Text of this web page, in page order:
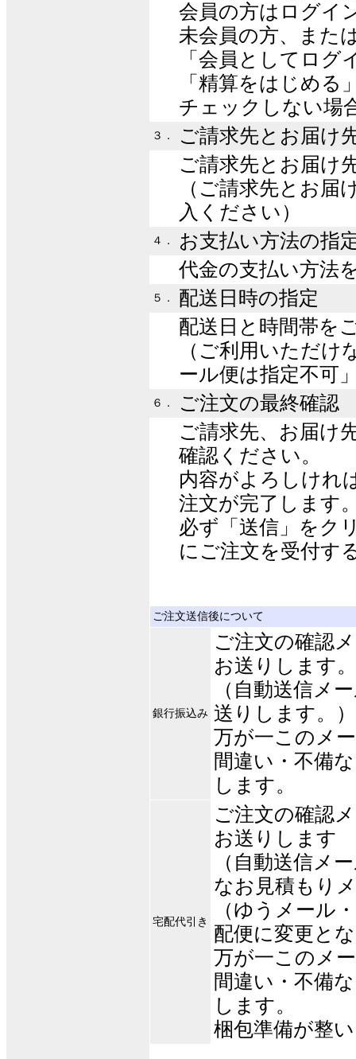
会員の方はログイ
未会員の方、また
「会員としてロ
「精算をはじめ
チェックしない場
３．
ご請求先とお届け
ご請求先とお届け
（ご請求先とお届
入ください）
４．
お支払い方法の指
代金の支払い方法
５．
配送日時の指定
配送日と時間帯を
（ご利用いただ
ール便は指定不可
６．
ご注文の最終確認
ご請求先、お届け
確認ください。
内容がよろしけれ
注文が完了します
必ず「送信」をク
にご注文を受付す
ご注文送信後について
銀行振込み
ご注文の確認
お送りします。
（自動送信メ
送りします。）
万が一このメ
間違い・不備
します。
宅配代引き
ご注文の確認
お送りします
（自動送信メ
なお見積もり
（ゆうメール
配便に変更と
万が一このメ
間違い・不備
します。
梱包準備が整